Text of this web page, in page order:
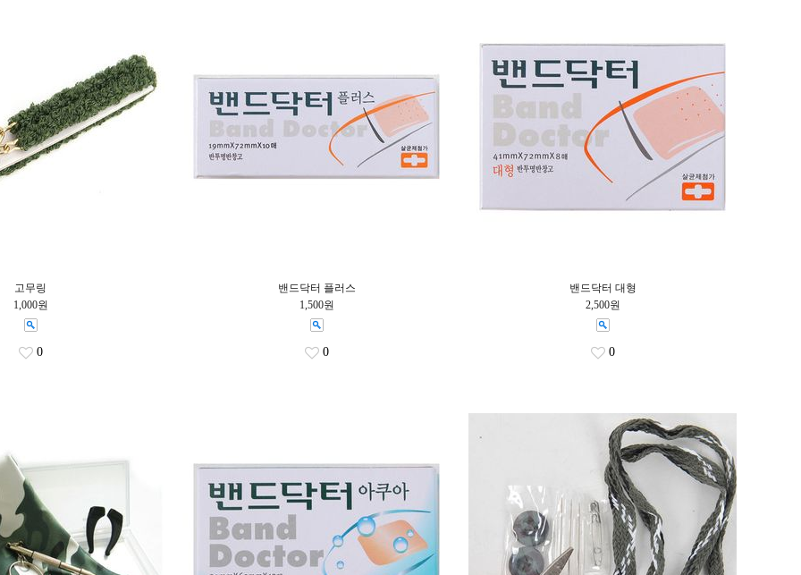
고무링
1,000원
0
밴드닥터 플러스
1,500원
0
밴드닥터 대형
2,500원
0